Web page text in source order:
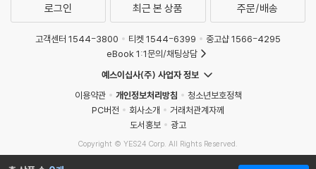
로그인 최근 본 상품 주문/배송
고객센터 1544-3800 티켓 1544-6399
중고샵 1566-4295
eBook 1:1문의/채팅상담
예스이십사(주) 사업자 정보
이용약관
개인정보처리방침
청소년보호정책
PC버전
회사소개
거래처관계자께
도서홍보
광고
Copyright © YES24 Corp. All Rights Reserved.
MATOM8